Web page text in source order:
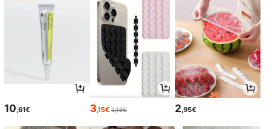
10 ,61€ 3,15€ 3,18€ 2 ,95€